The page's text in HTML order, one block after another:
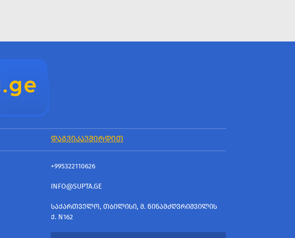
ᲓᲐᲒᲕᲘᲙᲐᲕᲨᲘᲠᲓᲘᲗ
+995322110626
INFO@SUPTA.GE
ᲡᲐᲥᲐᲠᲗᲕᲔᲚᲝ, ᲗᲑᲘᲚᲘᲡᲘ, Მ. ᲬᲘᲜᲐᲛᲫᲦᲕᲠᲘᲨᲕᲘᲚᲘᲡ
Ქ. N162